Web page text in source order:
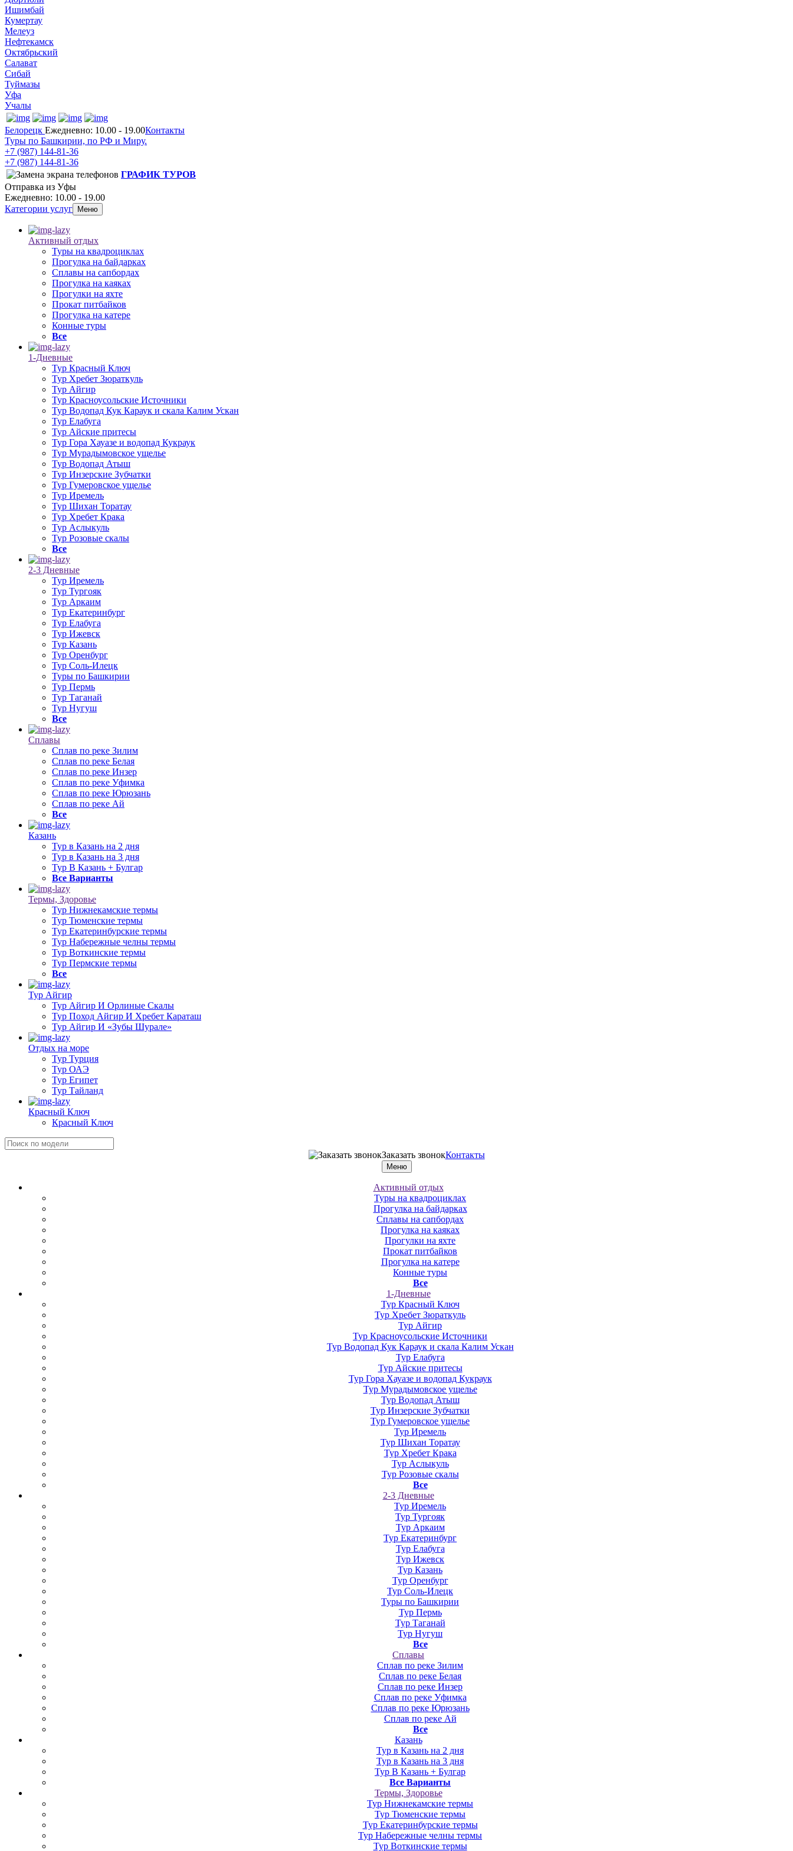
Ишимбай
Кумертау
Мелеуз
Нефтекамск
Октябрьский
Салават
Сибай
Туймазы
Уфа
Учалы
Белорецк Ежедневно: 10.00 - 19.00Контакты
Туры по Башкирии, по РФ и Миру.
+7 (987) 144-81-36
+7 (987) 144-81-36
ГРАФИК ТУРОВ
Отправка из Уфы
Ежедневно: 10.00 - 19.00
Категории услуг
Меню
Активный отдых
Туры на квадроциклах
Прогулка на байдарках
Сплавы на сапбордах
Прогулка на каяках
Прогулки на яхте
Прокат питбайков
Прогулка на катере
Конные туры
Все
1-Дневные
Тур Красный Ключ
Тур Хребет Зюраткуль
Тур Айгир
Тур Красноусольские Источники
Тур Водопад Кук Караук и скала Калим Ускан
Тур Елабуга
Тур Айские притесы
Тур Гора Хауазе и водопад Кукраук
Тур Мурадымовское ущелье
Тур Водопад Атыш
Тур Инзерские Зубчатки
Тур Гумеровское ущелье
Тур Иремель
Тур Шихан Торатау
Тур Хребет Крака
Тур Аслыкуль
Тур Розовые скалы
Все
2-3 Дневные
Тур Иремель
Тур Тургояк
Тур Аркаим
Тур Екатеринбург
Тур Елабуга
Тур Ижевск
Тур Казань
Тур Оренбург
Тур Соль-Илецк
Туры по Башкирии
Тур Пермь
Тур Таганай
Тур Нугуш
Все
Сплавы
Сплав по реке Зилим
Сплав по реке Белая
Сплав по реке Инзер
Сплав по реке Уфимка
Сплав по реке Юрюзань
Сплав по реке Ай
Все
Казань
Тур в Казань на 2 дня
Тур в Казань на 3 дня
Тур В Казань + Булгар
Все Варианты
Термы, Здоровье
Тур Нижнекамские термы
Тур Тюменские термы
Тур Екатеринбурские термы
Тур Набережные челны термы
Тур Воткинские термы
Тур Пермские термы
Все
Тур Айгир
Тур Айгир И Орлиные Скалы
Тур Поход Айгир И Хребет Караташ
Тур Айгир И «Зубы Шурале»
Отдых на море
Тур Турция
Тур ОАЭ
Тур Египет
Тур Тайланд
Красный Ключ
Красный Ключ
Заказать звонокКонтакты
Меню
Активный отдых
Туры на квадроциклах
Прогулка на байдарках
Сплавы на сапбордах
Прогулка на каяках
Прогулки на яхте
Прокат питбайков
Прогулка на катере
Конные туры
Все
1-Дневные
Тур Красный Ключ
Тур Хребет Зюраткуль
Тур Айгир
Тур Красноусольские Источники
Тур Водопад Кук Караук и скала Калим Ускан
Тур Елабуга
Тур Айские притесы
Тур Гора Хауазе и водопад Кукраук
Тур Мурадымовское ущелье
Тур Водопад Атыш
Тур Инзерские Зубчатки
Тур Гумеровское ущелье
Тур Иремель
Тур Шихан Торатау
Тур Хребет Крака
Тур Аслыкуль
Тур Розовые скалы
Все
2-3 Дневные
Тур Иремель
Тур Тургояк
Тур Аркаим
Тур Екатеринбург
Тур Елабуга
Тур Ижевск
Тур Казань
Тур Оренбург
Тур Соль-Илецк
Туры по Башкирии
Тур Пермь
Тур Таганай
Тур Нугуш
Все
Сплавы
Сплав по реке Зилим
Сплав по реке Белая
Сплав по реке Инзер
Сплав по реке Уфимка
Сплав по реке Юрюзань
Сплав по реке Ай
Все
Казань
Тур в Казань на 2 дня
Тур в Казань на 3 дня
Тур В Казань + Булгар
Все Варианты
Термы, Здоровье
Тур Нижнекамские термы
Тур Тюменские термы
Тур Екатеринбурские термы
Тур Набережные челны термы
Тур Воткинские термы